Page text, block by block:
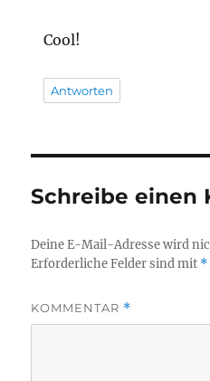
Cool!
Antworten
Schreibe einen
Deine E-Mail-Adresse wird
Erforderliche Felder sind mit *
KOMMENTAR *